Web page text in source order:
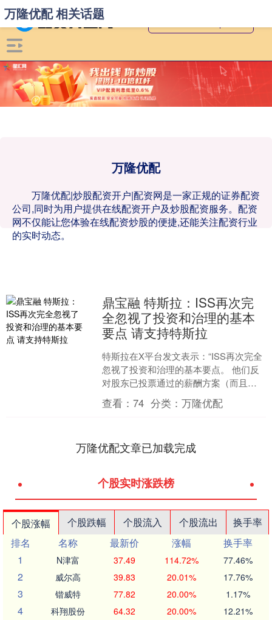
万隆优配
万隆优配|炒股配资开户|配资网是一家正规的证券配资
公司,同时为用户提供在线配资开户及炒股配资服务。配资
网不仅能让您体验在线配资炒股的便捷,还能关注配资行业
的实时动态。
万隆优配 相关话题
鼎宝融 特斯拉：ISS再次完
全忽视了投资和治理的基本
要点 请支持特斯拉
特斯拉在X平台发文表示：“ISS再次完全
忽视了投资和治理的基本要点。 他们反
对股东已投票通过的薪酬方案（而且埃
隆已经赚得这些薪酬）鼎宝融，以及
2025年首席执行....
查看：74 分类：万隆优配
万隆优配文章已加载完成
个股实时涨跌榜
个股涨幅 个股跌幅 个股流入 个股流出
换手率
排名
名称 最新价 涨幅
换手率
1
N津富 37.49 114.72% 77.46%
2 威尔高 39.83 20.01% 17.76%
3 锴威特 77.82 20.00% 1.17%
4 科翔股份 64.32 20.00% 12.21%